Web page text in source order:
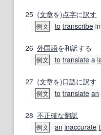
25 (文章を)点字に訳す
例文 to transcribe
26 外国語を和訳する
例文 to translate a
27 (文章を)口語に訳す
例文 to translate an
28 不正確な翻訳
例文 an inaccurate